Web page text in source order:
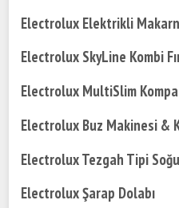
Electrolux Elektrikli
Electrolux SkyLine Kombi
Electrolux MultiSlim
Electrolux Buz Makinesi &
Electrolux Tezgah Tipi
Electrolux Şarap Dolabı